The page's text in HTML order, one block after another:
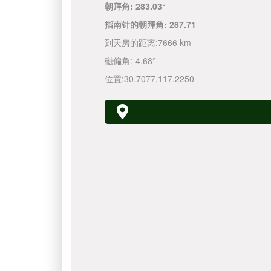
朝拜角: 283.03°
指南针的朝拜角: 287.71
到天房的距离:7666 km
磁偏角:-4.68°
位置:30.7077,117.2250